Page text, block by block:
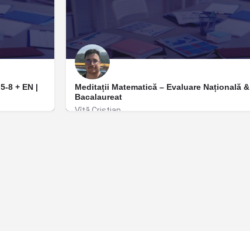
8 + EN |
Meditații Matematică – Evaluare Națională &
Bacalaureat
Vîță Cristian